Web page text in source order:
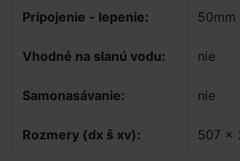
Pripojenie - lepenie: 50mm
Vhodné na slanú vodu: nie
Samonasávanie: nie
Rozmery (dx š xv): 507 x